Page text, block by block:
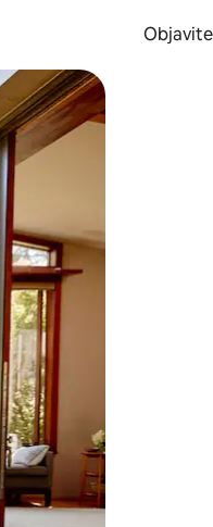
ili prevlačenjem.